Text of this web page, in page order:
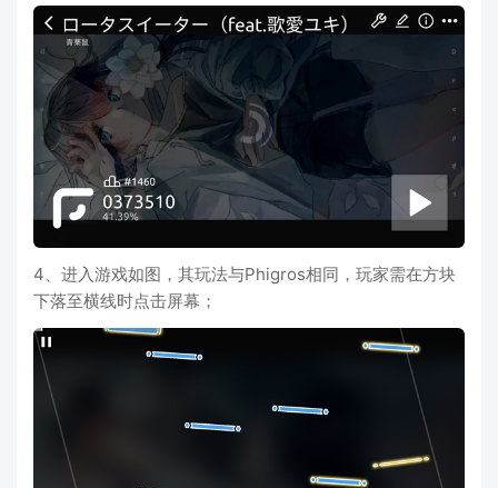
4、进入游戏如图，其玩法与Phigros相同，玩家需在方块
下落至横线时点击屏幕；